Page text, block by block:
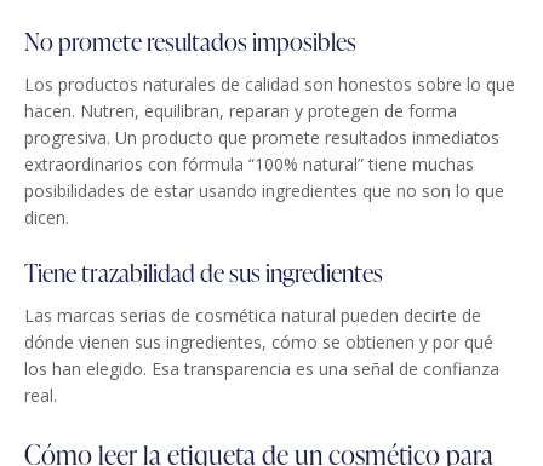
No promete resultados imposibles
Los productos naturales de calidad son honestos sobre lo que
hacen. Nutren, equilibran, reparan y protegen de forma
progresiva. Un producto que promete resultados inmediatos
extraordinarios con fórmula “100% natural” tiene muchas
posibilidades de estar usando ingredientes que no son lo que
dicen.
Tiene trazabilidad de sus ingredientes
Las marcas serias de cosmética natural pueden decirte de
dónde vienen sus ingredientes, cómo se obtienen y por qué
los han elegido. Esa transparencia es una señal de confianza
real.
Cómo leer la etiqueta de un cosmético para